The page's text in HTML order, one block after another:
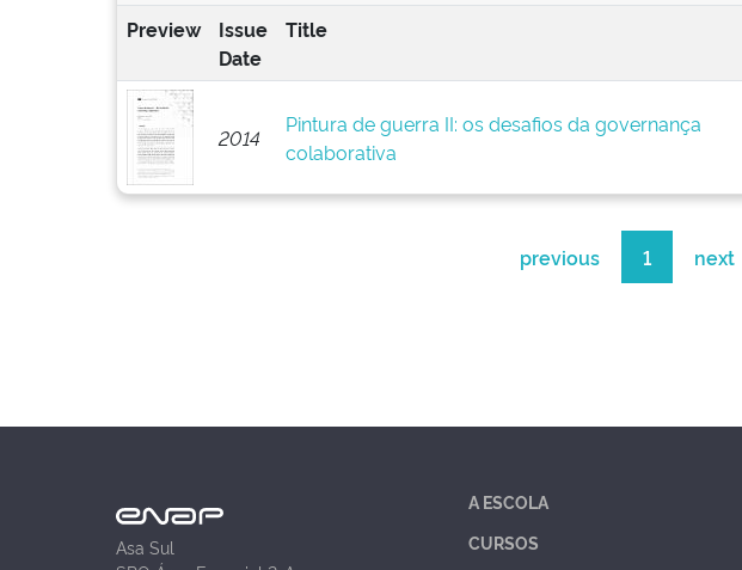
Preview
Issue
Date
Title
2014
Pintura de guerra II: os desafios da governança
colaborativa
previous 1 next
Asa Sul
A ESCOLA
CURSOS